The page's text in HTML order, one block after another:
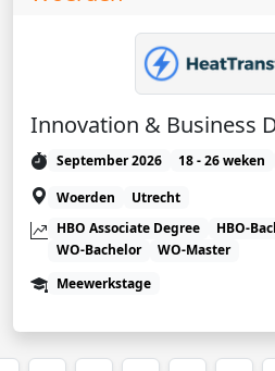
Innovation & Business
September 2026 18 - 26 weken
Woerden
Utrecht
HBO Associate Degree
HBO-
WO-Bachelor
WO-Master
Meewerkstage